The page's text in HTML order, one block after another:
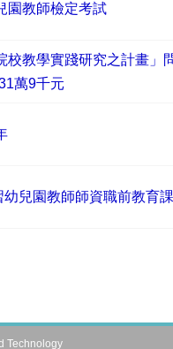
園教師檢定考試
教學實踐研究之計畫」
萬9千元
兒園教師師資職前教育
Technology